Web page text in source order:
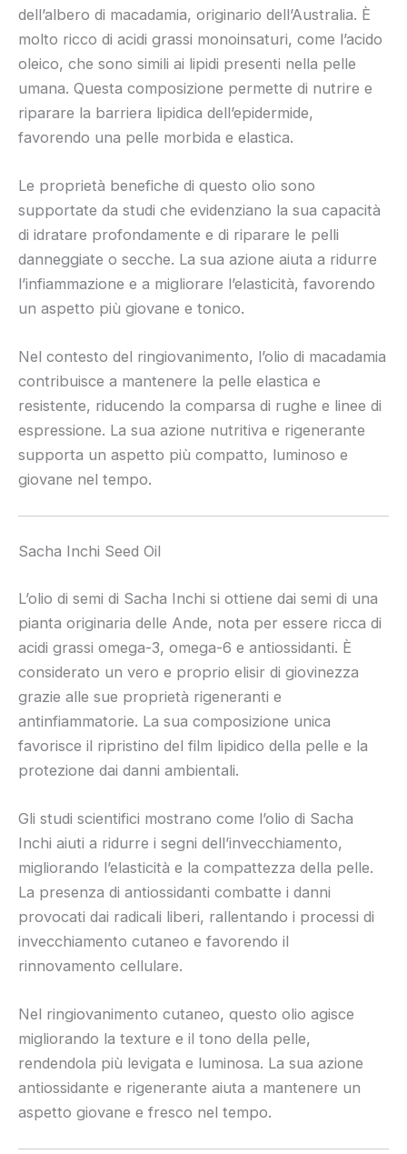
dell’albero di macadamia, originario dell’Australia. È
molto ricco di acidi grassi monoinsaturi, come l’acido
oleico, che sono simili ai lipidi presenti nella pelle
umana. Questa composizione permette di nutrire e
riparare la barriera lipidica dell’epidermide,
favorendo una pelle morbida e elastica.
Le proprietà benefiche di questo olio sono
supportate da studi che evidenziano la sua capacità
di idratare profondamente e di riparare le pelli
danneggiate o secche. La sua azione aiuta a ridurre
l’infiammazione e a migliorare l’elasticità, favorendo
un aspetto più giovane e tonico.
Nel contesto del ringiovanimento, l’olio di macadamia
contribuisce a mantenere la pelle elastica e
resistente, riducendo la comparsa di rughe e linee di
espressione. La sua azione nutritiva e rigenerante
supporta un aspetto più compatto, luminoso e
giovane nel tempo.
Sacha Inchi Seed Oil
L’olio di semi di Sacha Inchi si ottiene dai semi di una
pianta originaria delle Ande, nota per essere ricca di
acidi grassi omega-3, omega-6 e antiossidanti. È
considerato un vero e proprio elisir di giovinezza
grazie alle sue proprietà rigeneranti e
antinfiammatorie. La sua composizione unica
favorisce il ripristino del film lipidico della pelle e la
protezione dai danni ambientali.
Gli studi scientifici mostrano come l’olio di Sacha
Inchi aiuti a ridurre i segni dell’invecchiamento,
migliorando l’elasticità e la compattezza della pelle.
La presenza di antiossidanti combatte i danni
provocati dai radicali liberi, rallentando i processi di
invecchiamento cutaneo e favorendo il
rinnovamento cellulare.
Nel ringiovanimento cutaneo, questo olio agisce
migliorando la texture e il tono della pelle,
rendendola più levigata e luminosa. La sua azione
antiossidante e rigenerante aiuta a mantenere un
aspetto giovane e fresco nel tempo.